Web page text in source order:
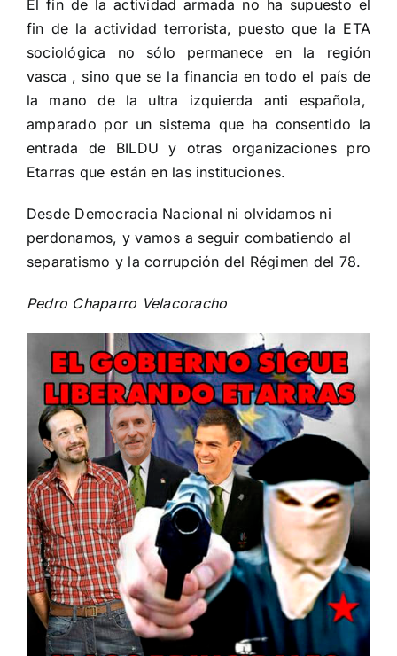
El fin de la actividad armada no ha supuesto el
fin de la actividad terrorista, puesto que la ETA
sociológica no sólo permanece en la región
vasca , sino que se la financia en todo el país de
la mano de la ultra izquierda anti española,
amparado por un sistema que ha consentido la
entrada de BILDU y otras organizaciones pro
Etarras que están en las instituciones.
Desde Democracia Nacional ni olvidamos ni
perdonamos, y vamos a seguir combatiendo al
separatismo y la corrupción del Régimen del 78.
Pedro Chaparro Velacoracho